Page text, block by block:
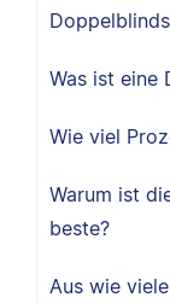
Was ist eine
Wie viel
Warum ist
beste?
Aus wie